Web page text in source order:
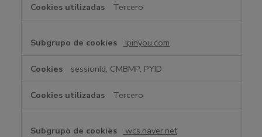
Tercero
ipinyou.com
sessionId, CMBMP, PYID
Tercero
wcs.naver.net